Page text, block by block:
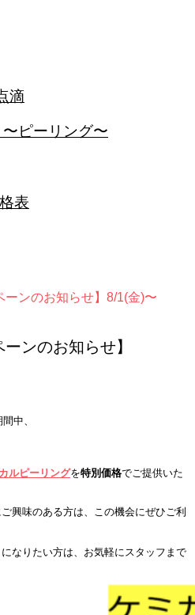
滴
ピーリング〜
表
ーンのお知らせ】8/1(金)〜
ンのお知らせ】
中、
ルピーリングを特別価格でご提供いた
興味のある方は、この機会にぜひご利
なりたい方は、お気軽にスタッフまで